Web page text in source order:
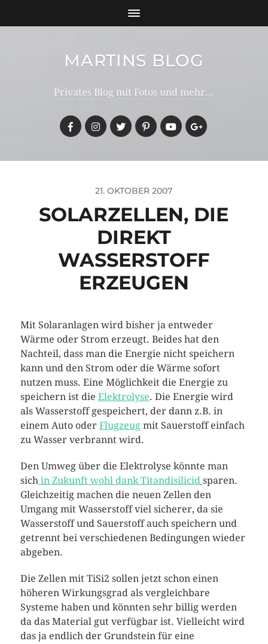
MARTINS BLOG
Privates Blog mit Fotos und mehr...
21. OKTOBER 2007
SOLARZELLEN, DIE
DIREKT
WASSERSTOFF
ERZEUGEN
Mit Solaranlagen wird bisher ja entweder
Wärme oder Strom erzeugt. Beides hat den
Nachteil, dass man die Energie nicht speichern
kann und den Strom oder die Wärme sofort
nutzen muss. Eine Möglichkeit die Energie zu
speichern ist die Elektrolyse. Die Energie wird
als Wasserstoff gespeichert, der dann z.B. in
einem Auto oder Flugzeugmit Sauerstoff einfach
zu Wasser verbrannt wird.
Den Umweg über die Elektrolyse könnte man
sichin Zukunft wohl dank Titandisilicid sparen.
Gleichzeitig machen die neuen Zellen den
Umgang mit Wasserstoff viel sicherer, da sie
Wasserstoff und Sauerstoff auch speichern und
getrennt bei verschiedenen Bedingungen wieder
abgeben.
Die Zellen mit TiSi2 sollen jetzt schon einen
höheren Wirkungsgrad als vergleichbare
Systeme haben und könnten sehr billig werden
da das Material gut verfügbar ist. Vielleicht wird
das ja endlich der Grundstein für eine